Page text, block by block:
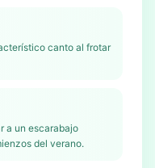
canto al frotar
a un escarabajo
del verano.